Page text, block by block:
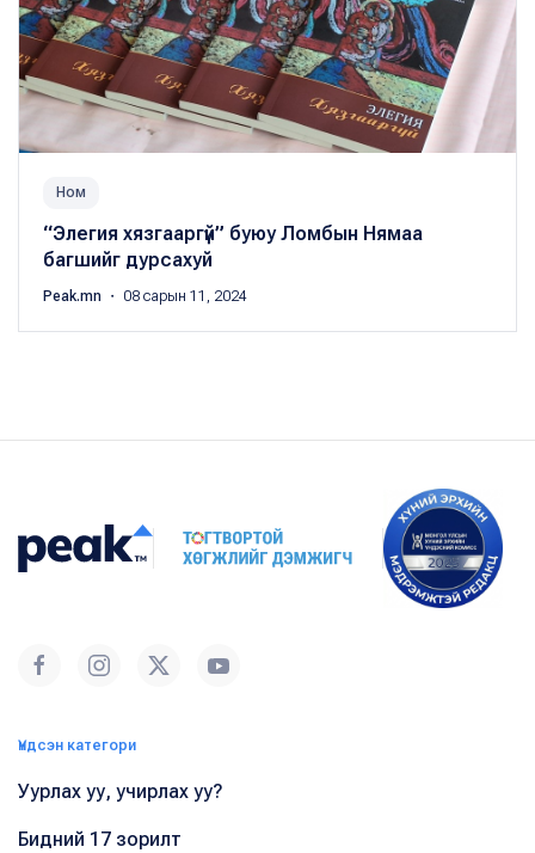
Ном
“Элегия хязгааргүй” буюу Ломбын Нямаа
багшийг дурсахуй
Peak.mn ・ 08 сарын 11, 2024
Үндсэн категори
Уурлах уу, учирлах уу?
Бидний 17 зорилт